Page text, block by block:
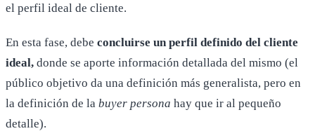
el perfil ideal de cliente.
En esta fase, debe concluirse un perfil definido del cliente
ideal, donde se aporte información detallada del mismo (el
público objetivo da una definición más generalista, pero en
la definición de la buyer persona hay que ir al pequeño
detalle).